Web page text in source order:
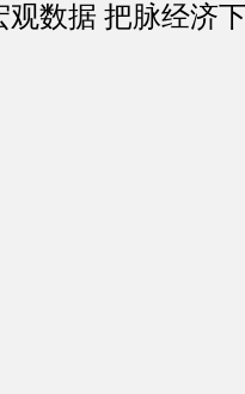
数据 把脉经济